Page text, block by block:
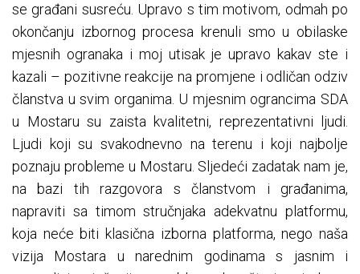
se građani susreću. Upravo s tim motivom, odmah po
okončanju izbornog procesa krenuli smo u obilaske
mjesnih ogranaka i moj utisak je upravo kakav ste i
kazali – pozitivne reakcije na promjene i odličan odziv
članstva u svim organima. U mjesnim ograncima SDA
u Mostaru su zaista kvalitetni, reprezentativni ljudi.
Ljudi koji su svakodnevno na terenu i koji najbolje
poznaju probleme u Mostaru. Sljedeći zadatak nam je,
na bazi tih razgovora s članstvom i građanima,
napraviti sa timom stručnjaka adekvatnu platformu,
koja neće biti klasična izborna platforma, nego naša
vizija Mostara u narednim godinama s jasnim i